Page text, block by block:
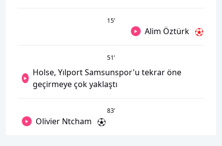
15’
Alim Öztürk
51’
Holse, Yılport Samsunspor'u tekrar öne
geçirmeye çok yaklaştı
83’
Olivier Ntcham